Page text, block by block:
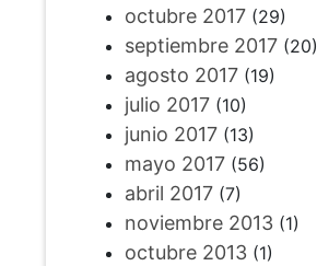
octubre 2017(29)
septiembre 2017(20)
agosto 2017(19)
julio 2017(10)
junio 2017(13)
mayo 2017(56)
abril 2017(7)
noviembre 2013(1)
octubre 2013(1)